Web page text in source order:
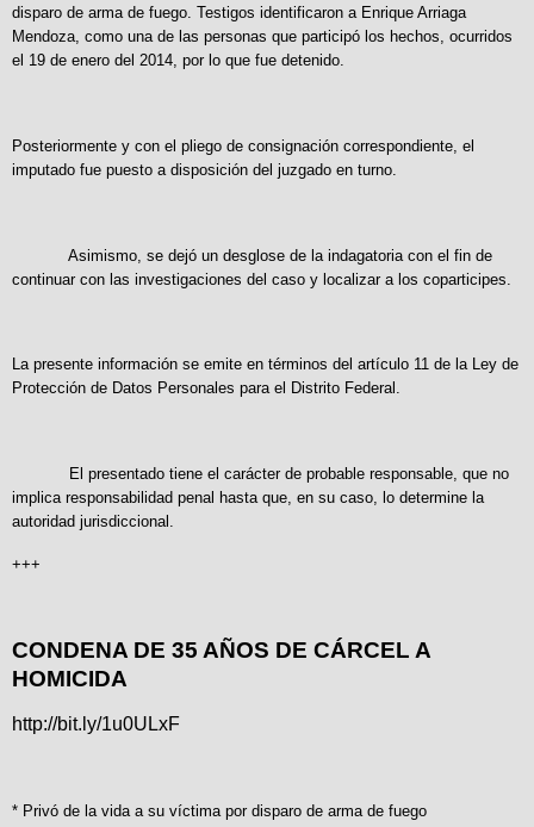
disparo de arma de fuego. Testigos identificaron a Enrique Arriaga
Mendoza, como una de las personas que participó los hechos, ocurridos
el 19 de enero del 2014, por lo que fue detenido.
Posteriormente y con el pliego de consignación correspondiente, el
imputado fue puesto a disposición del juzgado en turno.
Asimismo, se dejó un desglose de la indagatoria con el fin de
continuar con las investigaciones del caso y localizar a los coparticipes.
La presente información se emite en términos del artículo 11 de la Ley de
Protección de Datos Personales para el Distrito Federal.
El presentado tiene el carácter de probable responsable, que no
implica responsabilidad penal hasta que, en su caso, lo determine la
autoridad jurisdiccional.
+++
CONDENA DE 35 AÑOS DE CÁRCEL A
HOMICIDA
http://bit.ly/1u0ULxF
* Privó de la vida a su víctima por disparo de arma de fuego